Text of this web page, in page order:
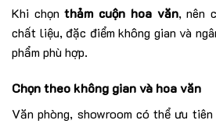
Khi chọnthảm cuộn hoa văn, nên
chất liệu, đặc điểm không gian và
phẩm phù hợp.
Chọn theo không gian và hoa văn
Văn phòng, showroom có thể ưu